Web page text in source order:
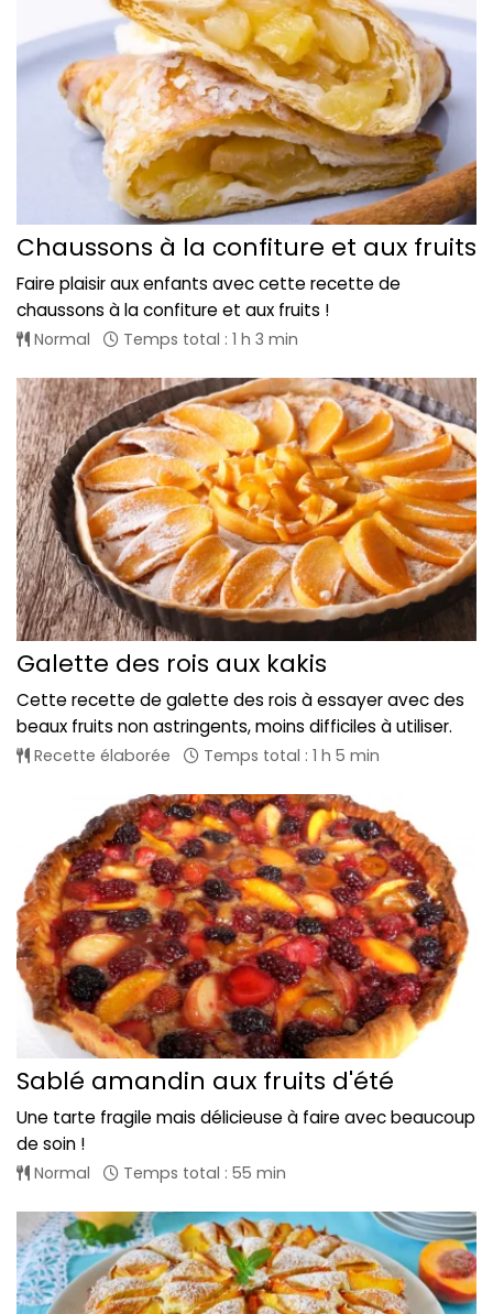
Chaussons à la confiture et aux fruits
Faire plaisir aux enfants avec cette recette de
chaussons à la confiture et aux fruits !
Normal Temps total : 1 h 3 min
Galette des rois aux kakis
Cette recette de galette des rois à essayer avec des
beaux fruits non astringents, moins difficiles à utiliser.
Recette élaborée Temps total : 1 h 5 min
Sablé amandin aux fruits d'été
Une tarte fragile mais délicieuse à faire avec beaucoup
de soin !
Normal Temps total : 55 min